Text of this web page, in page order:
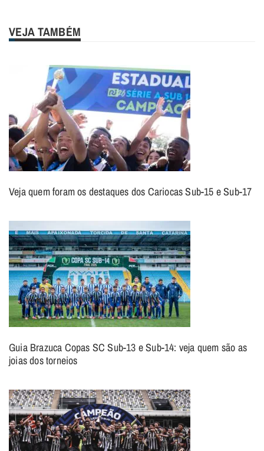
VEJA TAMBÉM
Veja quem foram os destaques dos Cariocas Sub-15 e Sub-17
Guia Brazuca Copas SC Sub-13 e Sub-14: veja quem são as
joias dos torneios